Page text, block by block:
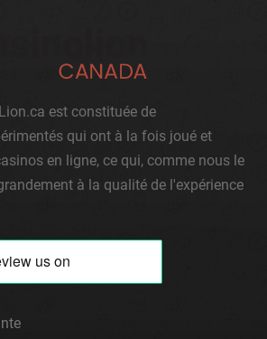
est constituée de
qui ont à la fois joué et
en ligne, ce qui, comme nous le
à la qualité de l'expérience